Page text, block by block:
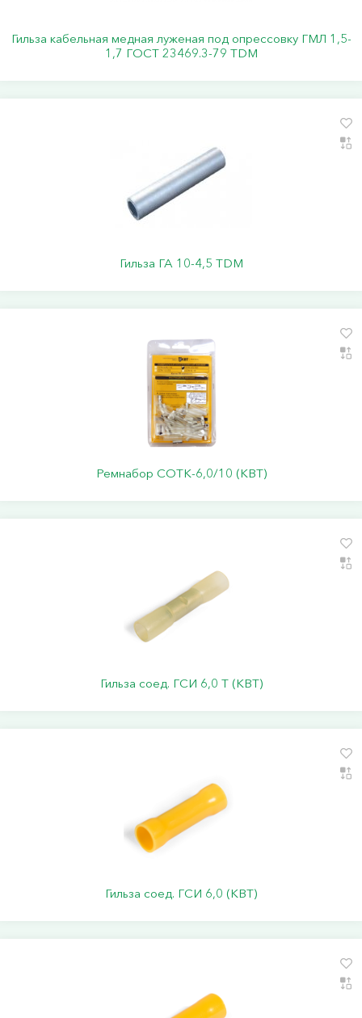
Гильза кабельная медная луженая под опрессовку ГМЛ 1,5-
1,7 ГОСТ 23469.3-79 TDM
Гильза ГА 10-4,5 TDM
Ремнабор СОТК-6,0/10 (КВТ)
Гильза соед. ГСИ 6,0 Т (КВТ)
Гильза соед. ГСИ 6,0 (КВТ)